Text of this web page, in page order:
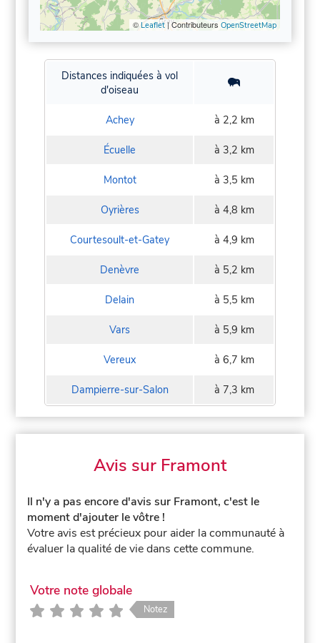
© Leaflet| Contributeurs OpenStreetMap
Distances indiquées à vol
d'oiseau
Achey à 2,2 km
Écuelle à 3,2 km
Montot à 3,5 km
Oyrières à 4,8 km
Courtesoult-et-Gatey à 4,9 km
Denèvre à 5,2 km
Delain à 5,5 km
Vars à 5,9 km
Vereux à 6,7 km
Dampierre-sur-Salon à 7,3 km
Avis sur Framont
Il n'y a pas encore d'avis sur Framont, c'est le
moment d'ajouter le vôtre !
Votre avis est précieux pour aider la communauté à
évaluer la qualité de vie dans cette commune.
Votre note globale
Notez